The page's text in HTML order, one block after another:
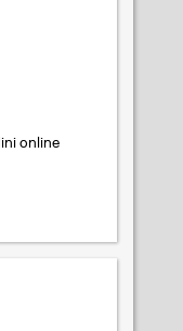
online